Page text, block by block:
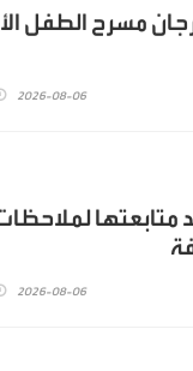
مسرح الطفل
2026-08-06
متابعتها
2026-08-06